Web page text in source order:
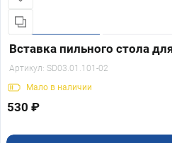
Вставка пильного стола
Артикул: SD03.01.101-02
Мало в наличии
530 ₽